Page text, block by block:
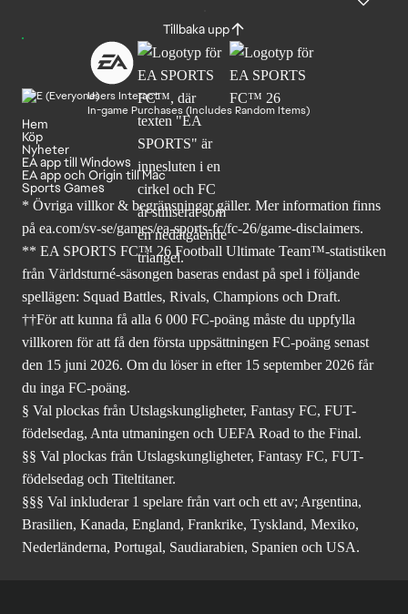
Tillbaka upp
Users Interact
In-game Purchases (Includes Random Items)
Hem
Köp
Nyheter
EA app till Windows
EA app och Origin till Mac
Sports Games
* Övriga villkor & begränsningar gäller. Merinformation finns
på ea.com/sv-se/games/ea-sports-fc/fc-26/game-disclaimers.
** EA SPORTS FC™ 26 Football Ultimate Team™-statistiken
från Världsturné-säsongen baseras endast på spel i följande
spellägen: Squad Battles, Rivals, Champions och Draft.
††För att kunna få alla 6 000 FC-poäng måste du uppfylla
villkoren för att få den första uppsättningen FC-poäng senast
den 15 juni 2026. Om du löser in efter 15 september 2026 får
du inga FC-poäng.
§ Val plockas från Utslagskungligheter, Fantasy FC, FUT-
födelsedag, Anta utmaningen och UEFA Road to the Final.
§§ Val plockas från Utslagskungligheter, Fantasy FC, FUT-
födelsedag och Titeltitaner.
§§§ Val inkluderar 1 spelare från vart och ett av; Argentina,
Brasilien, Kanada, England, Frankrike, Tyskland, Mexiko,
Nederländerna, Portugal, Saudiarabien, Spanien och USA.